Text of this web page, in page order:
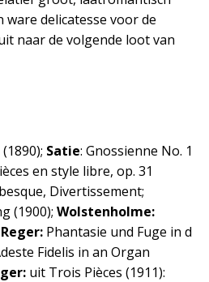
ware delicatesse voor de
naar de volgende loot van
Satie: Gnossienne No. 1
en style libre, op. 31
Divertissement;
(1900); Wolstenholme:
Reger: Phantasie und Fuge in d
Fidelis in an Organ
uit Trois Pièces (1911):